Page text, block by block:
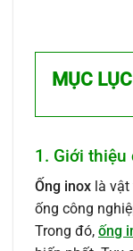
MỤC LỤC
1. Giới thiệu
Ống inox là
ống công
Trong đó, ống